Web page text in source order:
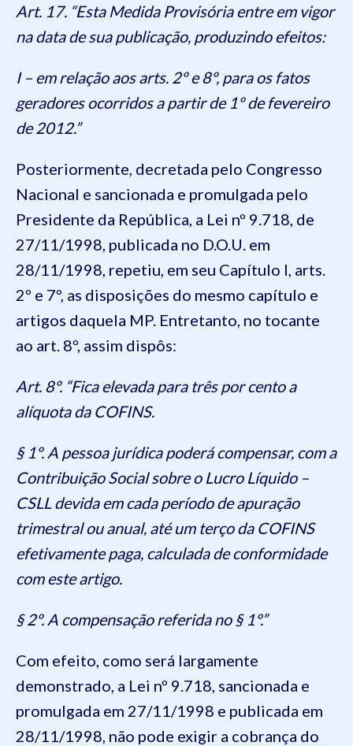
Art. 17. “Esta Medida Provisória entre em vigor
na data de sua publicação, produzindo efeitos:
I – em relação aos arts. 2º e 8º, para os fatos
geradores ocorridos a partir de 1º de fevereiro
de 2012.”
Posteriormente, decretada pelo Congresso
Nacional e sancionada e promulgada pelo
Presidente da República, a Lei nº 9.718, de
27/11/1998, publicada no D.O.U. em
28/11/1998, repetiu, em seu Capítulo I, arts.
2º e 7º, as disposições do mesmo capítulo e
artigos daquela MP. Entretanto, no tocante
ao art. 8º, assim dispôs:
Art. 8º. “Fica elevada para três por cento a
alíquota da COFINS.
§ 1º. A pessoa jurídica poderá compensar, com a
Contribuição Social sobre o Lucro Líquido –
CSLL devida em cada período de apuração
trimestral ou anual, até um terço da COFINS
efetivamente paga, calculada de conformidade
com este artigo.
§ 2º. A compensação referida no § 1º.”
Com efeito, como será largamente
demonstrado, a Lei nº 9.718, sancionada e
promulgada em 27/11/1998 e publicada em
28/11/1998, não pode exigir a cobrança do